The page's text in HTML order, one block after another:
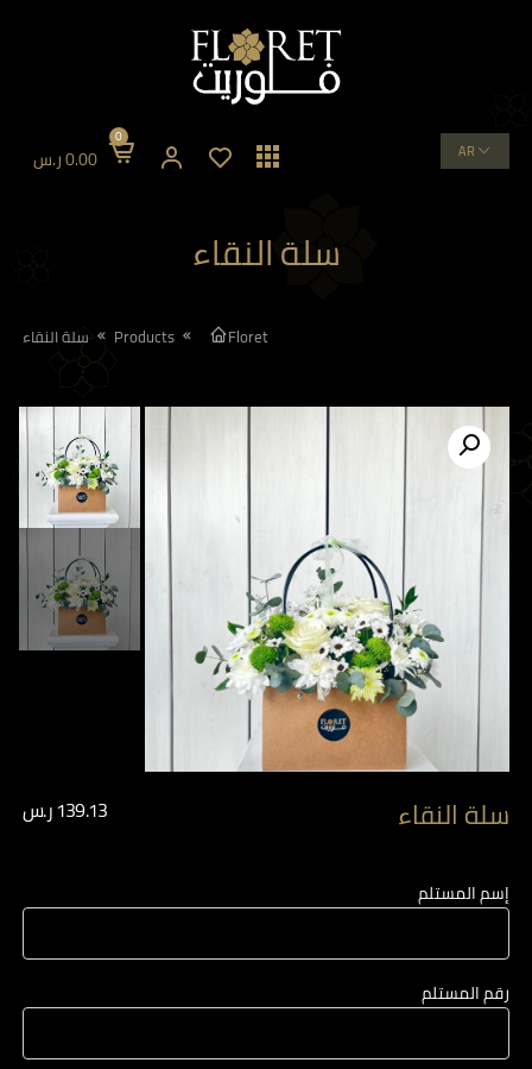
0
0.00ر.س
سلة النقاء
Floret
Products سلة النقاء
سلة النقاء 139.13ر.س
إسم المستلم
رقم المستلم